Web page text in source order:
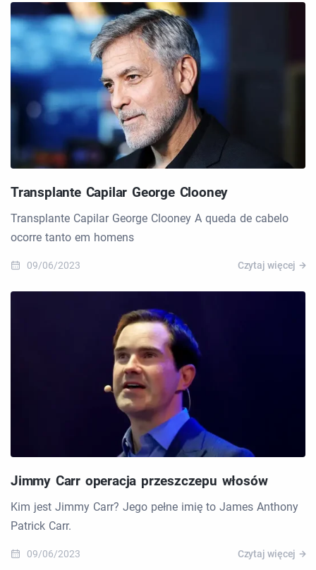
Transplante Capilar George Clooney
Transplante Capilar George Clooney A queda de cabelo
ocorre tanto em homens
09/06/2023 Czytaj więcej
Jimmy Carr operacja przeszczepu włosów
Kim jest Jimmy Carr? Jego pełne imię to James Anthony
Patrick Carr.
09/06/2023 Czytaj więcej